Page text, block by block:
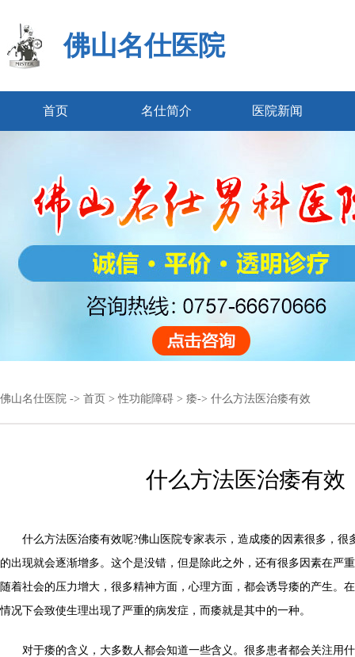
佛山名仕医院
首页 名仕简介 医院新闻
佛山名仕医院 -> 首页 >性功能障碍 > 痿-> 什么方法医治痿有效
什么方法医治痿有效
什么方法医治痿有效呢?佛山医院专家表示，造成痿的因素很多，很
的出现就会逐渐增多。这个是没错，但是除此之外，还有很多因素在严
随着社会的压力增大，很多精神方面，心理方面，都会诱导痿的产生。
情况下会致使生理出现了严重的病发症，而痿就是其中的一种。
对于痿的含义，大多数人都会知道一些含义。很多患者都会关注用